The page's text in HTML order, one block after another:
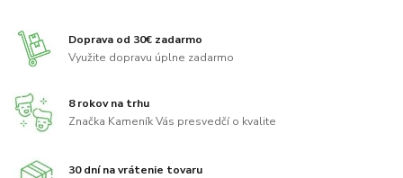
Doprava od 30€ zadarmo
Využite dopravu úplne zadarmo
8 rokov na trhu
Značka Kameník Vás presvedčí o kvalite
30 dní na vrátenie tovaru